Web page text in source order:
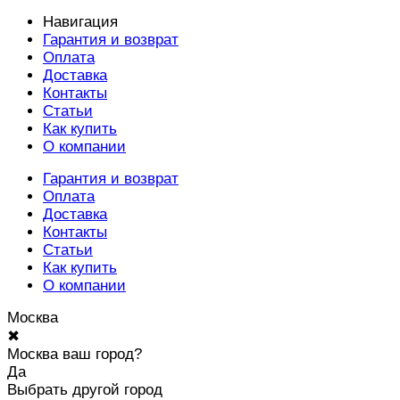
Навигация
Гарантия и возврат
Оплата
Доставка
Контакты
Статьи
Как купить
О компании
Гарантия и возврат
Оплата
Доставка
Контакты
Статьи
Как купить
О компании
Москва
✖
Москва ваш город?
Да
Выбрать другой город